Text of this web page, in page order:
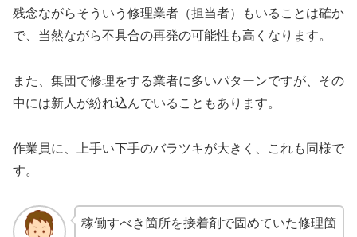
残念ながらそういう修理業者（担当者）もいることは確か
で、当然ながら不具合の再発の可能性も高くなります。
また、集団で修理をする業者に多いパターンですが、その
中には新人が紛れ込んでいることもあります。
作業員に、上手い下手のバラツキが大きく、これも同様で
す。
稼働すべき箇所を接着剤で固めていた修理箇